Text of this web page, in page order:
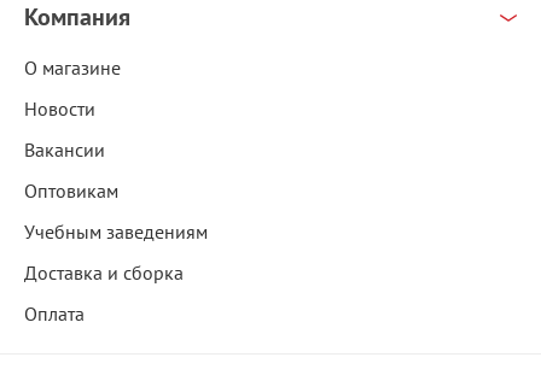
Компания
О магазине
Новости
Вакансии
Оптовикам
Учебным заведениям
Доставка и сборка
Оплата